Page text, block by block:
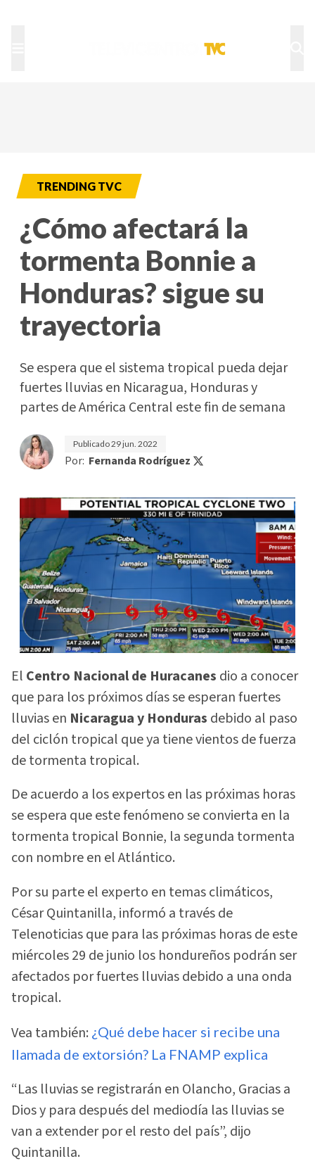
TRENDING TVC
¿Cómo afectará la
tormenta Bonnie a
Honduras? sigue su
trayectoria
Se espera que el sistema tropical pueda dejar
fuertes lluvias en Nicaragua, Honduras y
partes de América Central este fin de semana
Publicado29 jun. 2022
Por: Fernanda Rodríguez
El Centro Nacional de Huracanes dio a conocer
que para los próximos días se esperan fuertes
lluvias en Nicaragua y Honduras debido al paso
del ciclón tropical que ya tiene vientos de fuerza
de tormenta tropical.
De acuerdo a los expertos en las próximas horas
se espera que este fenómeno se convierta en la
tormenta tropical Bonnie, la segunda tormenta
con nombre en el Atlántico.
Por su parte el experto en temas climáticos,
César Quintanilla, informó a través de
Telenoticias que para las próximas horas de este
miércoles 29 de junio los hondureños podrán ser
afectados por fuertes lluvias debido a una onda
tropical.
Vea también: ¿Qué debe hacer si recibe una
llamada de extorsión? La FNAMP explica
“Las lluvias se registrarán en Olancho, Gracias a
Dios y para después del mediodía las lluvias se
van a extender por el resto del país”, dijo
Quintanilla.